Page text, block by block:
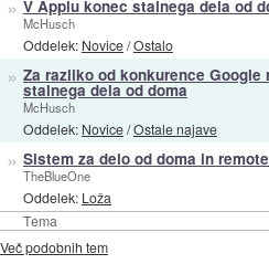
Tema
» V Applu konec stalnega dela od
McHusch
Oddelek: Novice/Ostalo
» Za razliko od konkurence Google
stalnega dela od doma
McHusch
Oddelek: Novice/Ostale najave
» Sistem za delo od doma in
TheBlueOne
Oddelek: Loža
Več podobnih tem